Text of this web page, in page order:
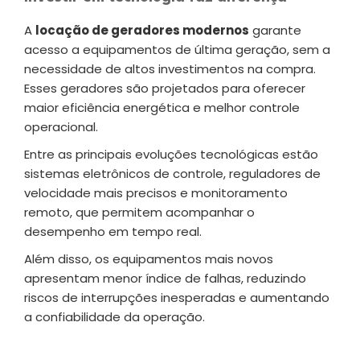
A locação de geradores modernos garante
acesso a equipamentos de última geração, sem a
necessidade de altos investimentos na compra.
Esses geradores são projetados para oferecer
maior eficiência energética e melhor controle
operacional.
Entre as principais evoluções tecnológicas estão
sistemas eletrônicos de controle, reguladores de
velocidade mais precisos e monitoramento
remoto, que permitem acompanhar o
desempenho em tempo real.
Além disso, os equipamentos mais novos
apresentam menor índice de falhas, reduzindo
riscos de interrupções inesperadas e aumentando
a confiabilidade da operação.